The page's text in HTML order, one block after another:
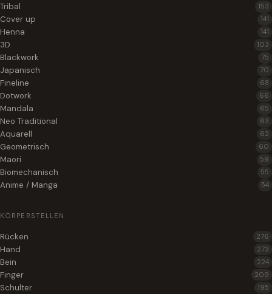
Tribal 153
Cover up 141
Henna 141
3D 103
Blackwork 75
Japanisch 70
Fineline 68
Dotwork 66
Mandala 65
Neo Traditional 63
Aquarell 62
Geometrisch 60
Maori 59
Biomechanisch 55
Anime / Manga 54
KÖRPERSTELLEN
Rücken 276
Hand 273
Bein 224
Finger 209
Schulter 195